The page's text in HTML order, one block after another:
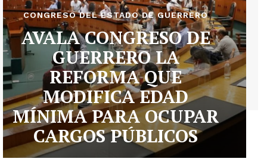
CONGRESO DEL ESTADO DE GUERRERO
AVALA CONGRESO DE
GUERRERO LA
REFORMA QUE
MODIFICA EDAD
MÍNIMA PARA OCUPAR
CARGOS PÚBLICOS